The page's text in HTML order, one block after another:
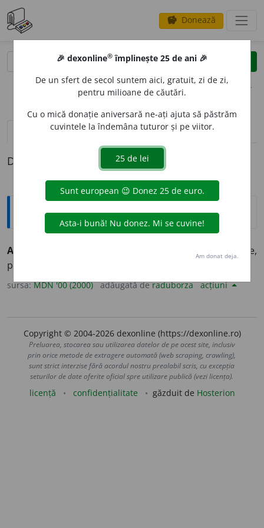
savings Donează
clear
opțiuni
definiții (1)
Definiția cu ID-ul 447457:
Explicative DEX
AMENIT
atitudine binevoitoare; amabilitate,
politețe. (<
sursa:MDN '00 (2000) adăugată deraduborza acțiuni
Copyright © 2004-2026 dexonline (https://dexonline.ro)
Preluarea, stocarea sau utilizarea datelor de pe acest site, inclusiv
prin orice metode de extragere automată (web scraping, crawling),
sunt strict interzise fără acordul nostru prealabil scris, cu excepția
seturilor de date oferite oficial spre utilizare publică (vezi licența).
licență confidențialitate găzduit de Hosterion
🎉 dexonline® împlinește 25 de ani 🎉
De un sfert de secol suntem aici, gratuit, zi de zi,
pentru milioane de căutări.
Cu o mică donație aniversară ne-ați ajuta să păstrăm
cuvintele la îndemâna tuturor și pe viitor.
Am donat deja.